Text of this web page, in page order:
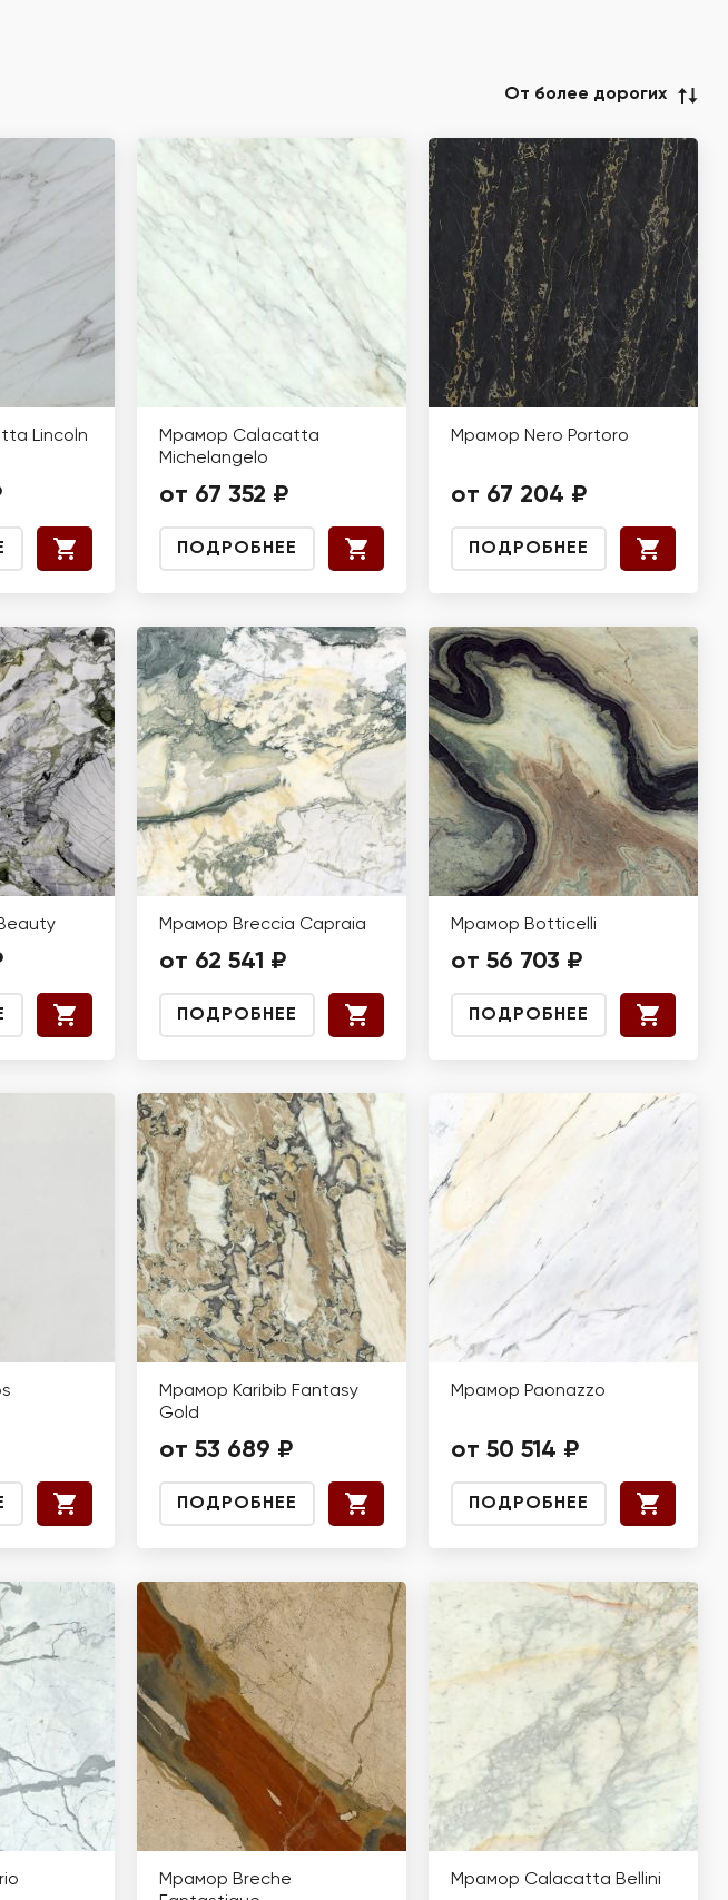
От более дорогих
Lincoln
Мрамор Calacatta
Michelangelo
от 67 352 ₽
ПОДРОБНЕЕ
Мрамор Nero Portoro
от 67 204 ₽
ПОДРОБНЕЕ
Мрамор Breccia Capraia
от 62 541 ₽
ПОДРОБНЕЕ
Мрамор Botticelli
от 56 703 ₽
ПОДРОБНЕЕ
Мрамор Karibib Fantasy
Gold
от 53 689 ₽
ПОДРОБНЕЕ
Мрамор Paonazzo
от 50 514 ₽
ПОДРОБНЕЕ
Мрамор Breche
Мрамор Calacatta Bellini